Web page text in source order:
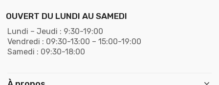
OUVERT DU LUNDI AU SAMEDI
Lundi – Jeudi : 9:30-19:00
Vendredi : 09:30-13:00 – 15:00-19:00
Samedi : 09:30-18:00